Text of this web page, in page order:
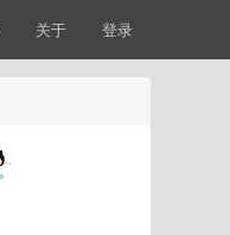
关于 登录